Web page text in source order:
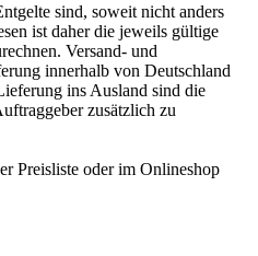
sind, soweit nicht anders
ist daher die jeweils gültige
Versand- und
innerhalb von Deutschland
ins Ausland sind die
zusätzlich zu
Preisliste oder im Onlineshop